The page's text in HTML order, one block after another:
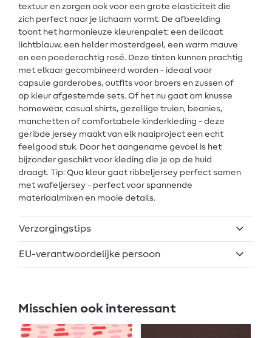
textuur en zorgen ook voor een grote elasticiteit die
zich perfect naar je lichaam vormt. De afbeelding
toont het harmonieuze kleurenpalet: een delicaat
lichtblauw, een helder mosterdgeel, een warm mauve
en een poederachtig rosé. Deze tinten kunnen prachtig
met elkaar gecombineerd worden - ideaal voor
capsule garderobes, outfits voor broers en zussen of
op kleur afgestemde sets. Of het nu gaat om knusse
homewear, casual shirts, gezellige truien, beanies,
manchetten of comfortabele kinderkleding - deze
geribde jersey maakt van elk naaiproject een echt
feelgood stuk. Door het aangename gevoel is het
bijzonder geschikt voor kleding die je op de huid
draagt. Tip: Qua kleur gaat ribbeljersey perfect samen
met wafeljersey - perfect voor spannende
materiaalmixen en mooie details.
Verzorgingstips
EU-verantwoordelijke persoon
Misschien ook interessant